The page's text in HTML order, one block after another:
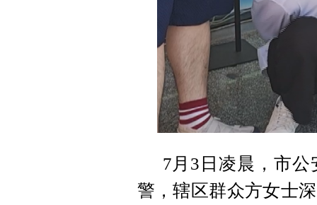
7月3日凌晨，市
警，辖区群众方女士